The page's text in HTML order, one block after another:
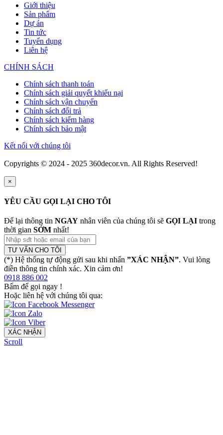
Giới thiệu
Sản phẩm
Dự án
Tin tức
Tuyển dụng
Liên hệ
CHÍNH SÁCH
Chính sách thanh toán
Chính sách giải quyết khiếu nại
Chính sách vận chuyển
Chính sách đổi trả
Chính sách kiểm hàng
Chính sách bảo mật
Kết nối với chúng tôi
Copyrights © 2024 - 2025 360decor.vn. All Rights Reserved!
×
YÊU CẦU GỌI LẠI CHO TÔI
Để lại thông tin NGAY nhân viên của chúng tôi sẽ GỌI LẠI trong
thời gian SỚM nhất!
TƯ VẤN CHO TÔI
(*) Hệ thống tự động gửi sau khi nhấn ”XÁC NHẬN”. Vui lòng
điền thông tin chính xác. Xin cảm ơn!
0918 886 002
Bấm để gọi ngay !
Hoặc liên hệ với chúng tôi qua:
XÁC NHẬN
Scroll